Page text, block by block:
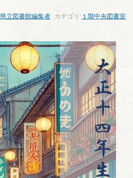
県立図書館編集者 カテゴリ: １階中央図書室